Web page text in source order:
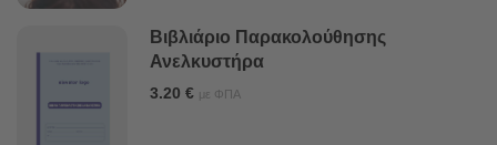
Βιβλιάριο Παρακολούθησης
Ανελκυστήρα
3.20 € με ΦΠΑ